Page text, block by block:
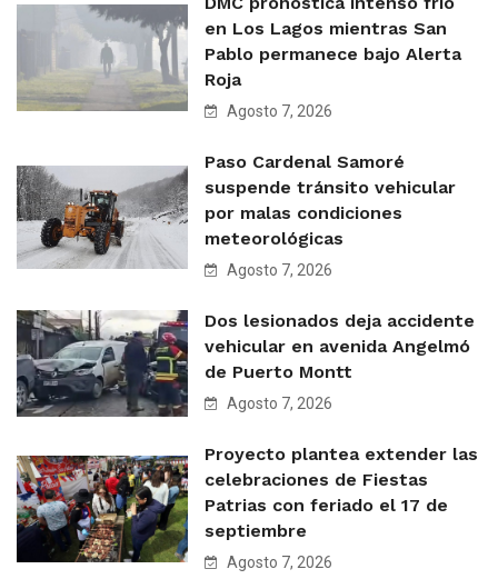
en Los Lagos mientras San
Pablo permanece bajo Alerta
Roja
Agosto 7, 2026
Paso Cardenal Samoré
suspende tránsito vehicular
por malas condiciones
meteorológicas
Agosto 7, 2026
Dos lesionados deja accidente
vehicular en avenida Angelmó
de Puerto Montt
Agosto 7, 2026
Proyecto plantea extender las
celebraciones de Fiestas
Patrias con feriado el 17 de
septiembre
Agosto 7, 2026